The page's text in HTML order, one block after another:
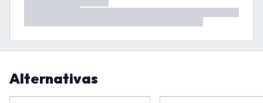
Alternativas